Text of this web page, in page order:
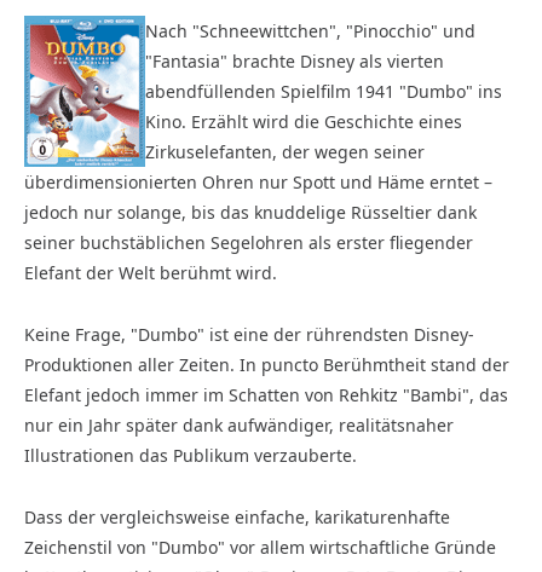
Nach "Schneewittchen", "Pinocchio" und
"Fantasia" brachte Disney als vierten
abendfüllenden Spielfilm 1941 "Dumbo" ins
Kino. Erzählt wird die Geschichte eines
Zirkuselefanten, der wegen seiner
überdimensionierten Ohren nur Spott und Häme erntet –
jedoch nur solange, bis das knuddelige Rüsseltier dank
seiner buchstäblichen Segelohren als erster fliegender
Elefant der Welt berühmt wird.
Keine Frage, "Dumbo" ist eine der rührends­ten Disney-
Produktionen aller Zeiten. In puncto Berühmtheit stand der
Elefant jedoch immer im Schatten von Rehkitz "Bambi", das
nur ein Jahr später dank aufwändiger, realitätsnaher
Illustrationen das Publikum verzauberte.
Dass der vergleichsweise einfache, karikaturenhafte
Zeichenstil von "Dumbo" vor allem wirtschaftliche Gründe